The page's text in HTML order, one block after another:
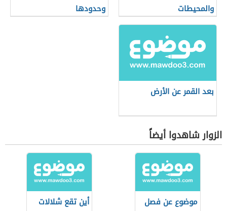
والمحيطات وحدودها
بعد القمر عن الأرض
الزوار شاهدوا أيضاً
موضوع عن فصل
أين تقع شلالات